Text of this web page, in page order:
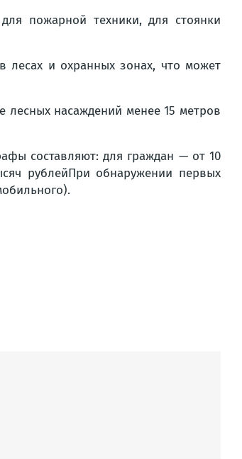
пожарной техники, для стоянки
лесах и охранных зонах, что может
лесных насаждений менее 15 метров
составляют: для граждан — от 10
рублейПри обнаружении первых